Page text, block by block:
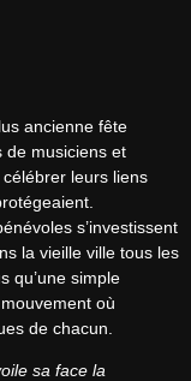
ancienne fête
de musiciens et
leurs liens
s’investissent
la vieille ville tous les
qu’une simple
où
de chacun.
sa face la